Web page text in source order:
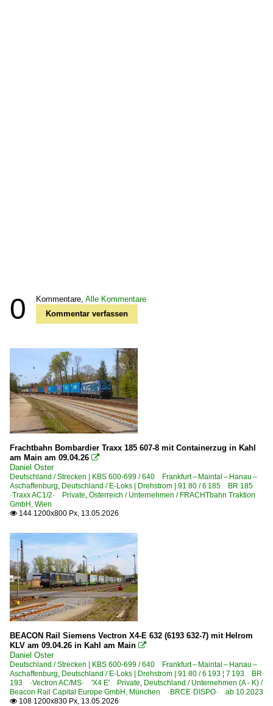
0 Kommentare, Alle Kommentare
Kommentar verfassen
Frachtbahn Bombardier Traxx 185 607-8 mit Containerzug in Kahl
am Main am 09.04.26 
Daniel Oster
Deutschland / Strecken | KBS 600-699 / 640 Frankfurt – Maintal – Hanau –
Aschaffenburg, Deutschland / E-Loks | Drehstrom | 91 80 / 6 185 BR 185
·Traxx AC1/2· Private, Österreich / Unternehmen / FRACHTbahn Traktion
GmbH, Wien
 144 1200x800 Px, 13.05.2026
BEACON Rail Siemens Vectron X4-E 632 (6193 632-7) mit Helrom
KLV am 09.04.26 in Kahl am Main 
Daniel Oster
Deutschland / Strecken | KBS 600-699 / 640 Frankfurt – Maintal – Hanau –
Aschaffenburg, Deutschland / E-Loks | Drehstrom | 91 80 / 6 193 ¦ 7 193 BR
193 ·Vectron AC/MS· 'X4 E' Private, Deutschland / Unternehmen (A - K) /
Beacon Rail Capital Europe GmbH, München ·BRCE·DISPO· ab 10.2023
 108 1200x830 Px, 13.05.2026